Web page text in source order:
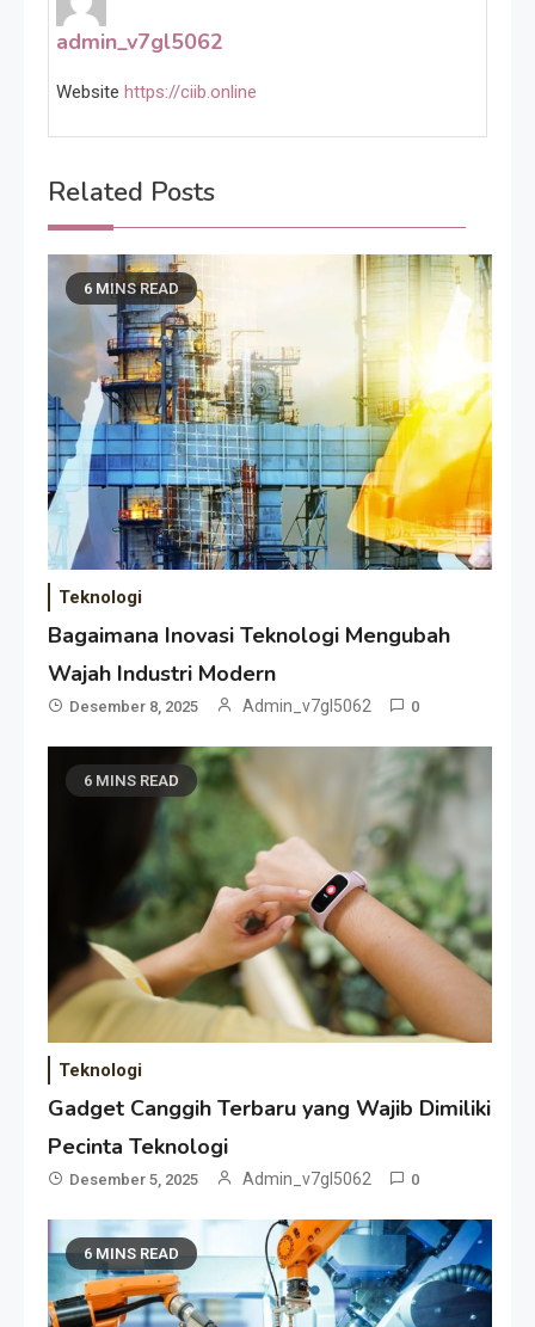
admin_v7gl5062
Website https://ciib.online
Related Posts
6 MINS READ
Teknologi
Bagaimana Inovasi Teknologi Mengubah
Wajah Industri Modern
Desember 8, 2025 Admin_v7gl5062 0
6 MINS READ
Teknologi
Gadget Canggih Terbaru yang Wajib Dimiliki
Pecinta Teknologi
Desember 5, 2025 Admin_v7gl5062 0
6 MINS READ